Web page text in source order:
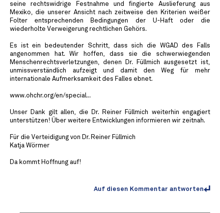
seine rechtswidrige Festnahme und fingierte Auslieferung aus
Mexiko, die unserer Ansicht nach zeitweise den Kriterien weißer
Folter entsprechenden Bedingungen der U-Haft oder die
wiederholte Verweigerung rechtlichen Gehörs.
Es ist ein bedeutender Schritt, dass sich die WGAD des Falls
angenommen hat. Wir hoffen, dass sie die schwerwiegenden
Menschenrechtsverletzungen, denen Dr. Füllmich ausgesetzt ist,
unmissverständlich aufzeigt und damit den Weg für mehr
internationale Aufmerksamkeit des Falles ebnet.
www.ohchr.org/en/special...
Unser Dank gilt allen, die Dr. Reiner Füllmich weiterhin engagiert
unterstützen! Über weitere Entwicklungen informieren wir zeitnah.
Für die Verteidigung von Dr. Reiner Füllmich
Katja Wörmer
Da kommt Hoffnung auf!
Auf diesen Kommentar antworten